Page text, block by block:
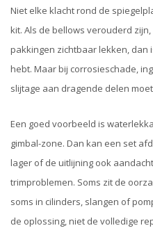
Niet elke klacht rond de
kit. Als de bellows verouderd
pakkingen zichtbaar lekken, dan
hebt. Maar bij corrosieschade,
slijtage aan dragende delen
Een goed voorbeeld is
gimbal-zone. Dan kan een set
lager of de uitlijning ook
trimproblemen. Soms zit de
soms in cilinders, slangen of
de oplossing, niet de volledige